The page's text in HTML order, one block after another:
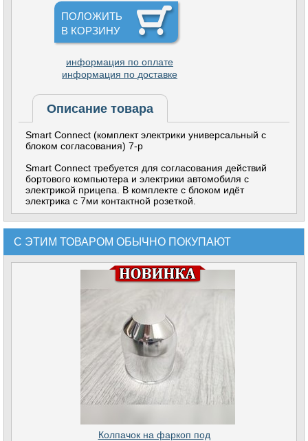
ПОЛОЖИТЬ
В КОРЗИНУ
информация по оплате
информация по доставке
Описание товара
Smart Connect (комплект электрики универсальный с
блоком согласования) 7-р
Smart Connect требуется для согласования действий
бортового компьютера и электрики автомобиля с
электрикой прицепа. В комплекте с блоком идёт
электрика с 7ми контактной розеткой.
С ЭТИМ ТОВАРОМ ОБЫЧНО ПОКУПАЮТ
Колпачок на фаркоп под